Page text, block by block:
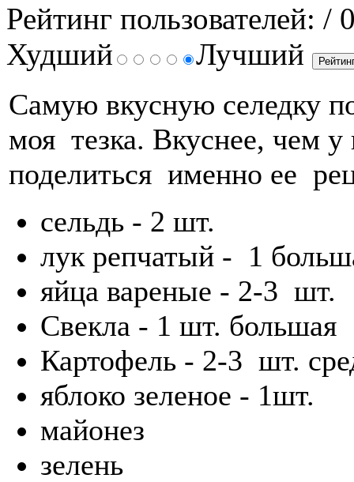
Рейтинг пользователей: /
Худший
Лучший
Самую вкусную селедку
моя тезка. Вкуснее, чем
поделиться именно ее
сельдь - 2 шт.
лук репчатый - 1
яйца вареные - 2-3 шт.
Свекла - 1 шт. большая
Картофель - 2-3 шт.
яблоко зеленое - 1шт.
майонез
зелень